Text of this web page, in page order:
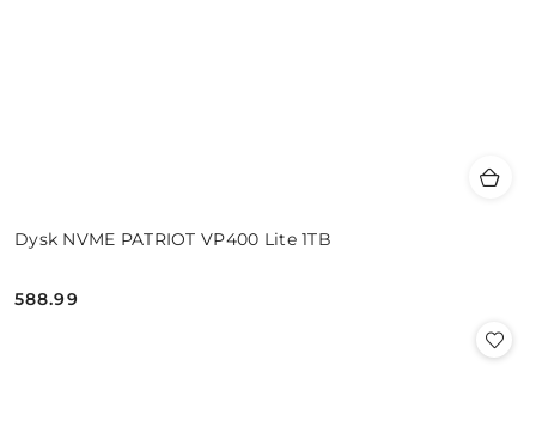
Dysk NVME PATRIOT VP400 Lite 1TB
Cena:
588.99